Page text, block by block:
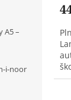
A5 –
i-noor